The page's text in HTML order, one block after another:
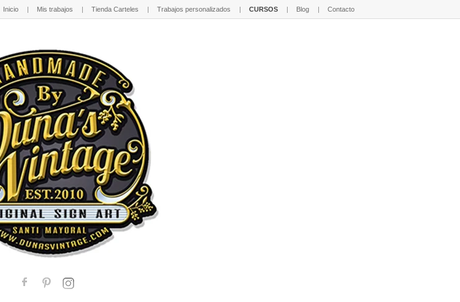
Inicio Mis trabajos Tienda Carteles Trabajos personalizados CURSOS Blog Contacto